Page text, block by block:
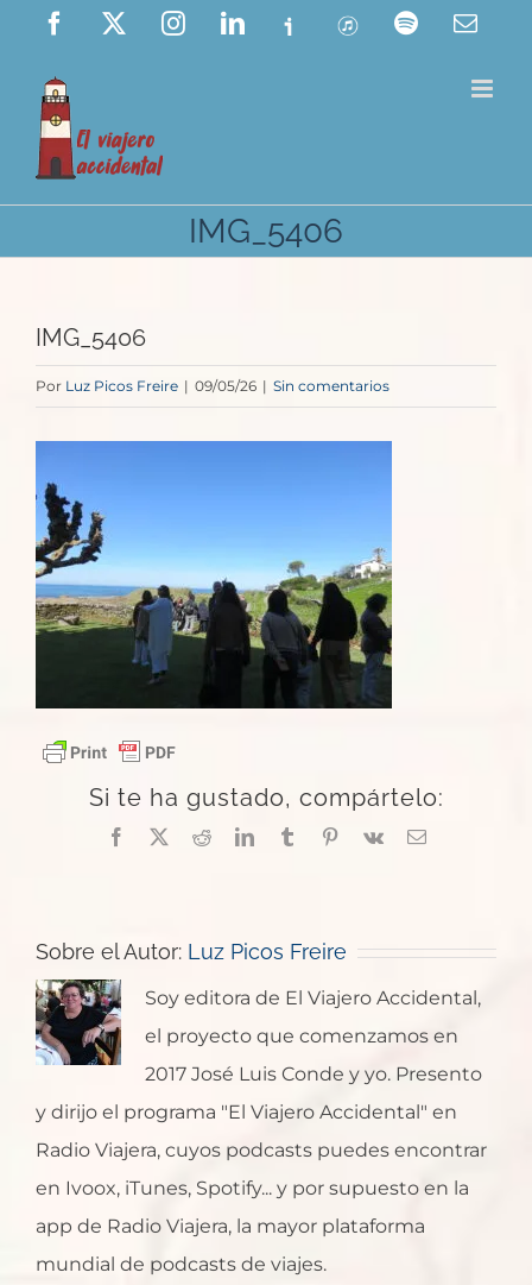
Saltar
contenido
Facebook InstagramLinkedIn
Ivoox ITunes Spotify
IMG_5406
IMG_5406
Por Luz Picos Freire | 09/05/26 | Sin comentarios
Si te ha gustado, compártelo:
Facebook
X RedditLinkedInTumblrPinterest
Vk
Correo
Sobre el Autor: Luz Picos Freire
Soy editora de El Viajero Accidental,
el proyecto que comenzamos en
2017 José Luis Conde y yo. Presento
y dirijo el programa "El Viajero Accidental" en
Radio Viajera, cuyos podcasts puedes encontrar
en Ivoox, iTunes, Spotify... y por supuesto en la
app de Radio Viajera, la mayor plataforma
mundial de podcasts de viajes.